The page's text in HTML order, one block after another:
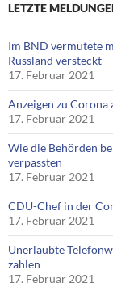
LETZTE
Im BND vermutete
Russland versteckt
17. Februar 2021
Anzeigen zu
17. Februar 2021
Wie die Behörden
verpassten
17. Februar 2021
CDU-Chef in der
17. Februar 2021
Unerlaubte
zahlen
17. Februar 2021